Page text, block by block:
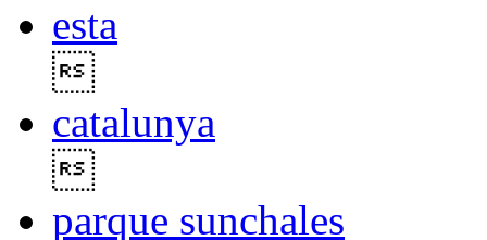
esta
catalunya
parque sunchales